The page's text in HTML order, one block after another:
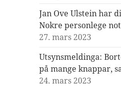
Jan Ove Ulstein har
Nokre personlege
27. mars 2023
Utsynsmeldinga:
på mange knappar,
24. mars 2023